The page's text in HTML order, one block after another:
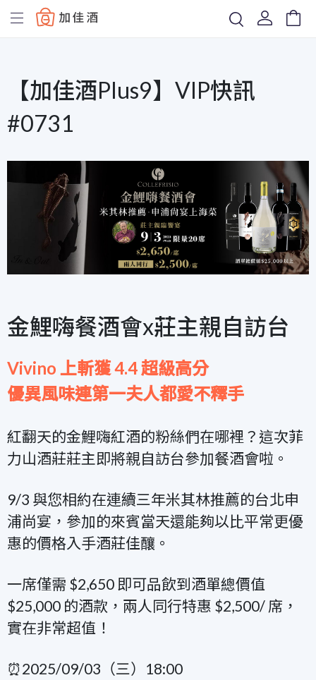
Baccus
【加佳酒Plus9】VIP快訊
#0731
金鯉嗨餐酒會x莊主親自訪台
Vivino 上斬獲 4.4 超級高分
優異風味連第一夫人都愛不釋手
紅翻天的金鯉嗨紅酒的粉絲們在哪裡？這次菲
力山酒莊莊主即將親自訪台參加餐酒會啦。
9/3 與您相約在連續三年米其林推薦的台北申
浦尚宴，參加的來賓當天還能夠以比平常更優
惠的價格入手酒莊佳釀。
一席僅需 $2,650 即可品飲到酒單總價值
$25,000 的酒款，兩人同行特惠 $2,500/ 席，
實在非常超值！
⏰2025/09/03（三）18:00